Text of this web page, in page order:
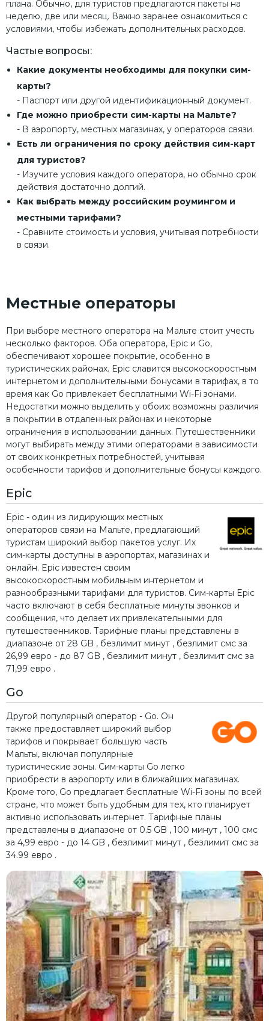
плана. Обычно, для туристов предлагаются пакеты на
неделю, две или месяц. Важно заранее ознакомиться с
условиями, чтобы избежать дополнительных расходов.
Частые вопросы:
Какие документы необходимы для покупки сим-
карты?
- Паспорт или другой идентификационный документ.
Где можно приобрести сим-карты на Мальте?
- В аэропорту, местных магазинах, у операторов связи.
Есть ли ограничения по сроку действия сим-карт
для туристов?
- Изучите условия каждого оператора, но обычно срок
действия достаточно долгий.
Как выбрать между российским роумингом и
местными тарифами?
- Сравните стоимость и условия, учитывая потребности
в связи.
Местные операторы
При выборе местного оператора на Мальте стоит учесть
несколько факторов. Оба оператора, Epic и Go,
обеспечивают хорошее покрытие, особенно в
туристических районах. Epic славится высокоскоростным
интернетом и дополнительными бонусами в тарифах, в то
время как Go привлекает бесплатными Wi-Fi зонами.
Недостатки можно выделить у обоих: возможны различия
в покрытии в отдаленных районах и некоторые
ограничения в использовании данных. Путешественники
могут выбирать между этими операторами в зависимости
от своих конкретных потребностей, учитывая
особенности тарифов и дополнительные бонусы каждого.
Epic
Epic - один из лидирующих местных
операторов связи на Мальте, предлагающий
туристам широкий выбор пакетов услуг. Их
сим-карты доступны в аэропортах, магазинах и
онлайн. Epic известен своим
высокоскоростным мобильным интернетом и
разнообразными тарифами для туристов. Сим-карты Epic
часто включают в себя бесплатные минуты звонков и
сообщения, что делает их привлекательными для
путешественников. Тарифные планы представлены в
диапазоне от 28 GB , безлимит минут , безлимит смс за
26,99 евро - до 87 GB , безлимит минут , безлимит смс за
71,99 евро .
Go
Другой популярный оператор - Go. Он
также предоставляет широкий выбор
тарифов и покрывает большую часть
Мальты, включая популярные
туристические зоны. Сим-карты Go легко
приобрести в аэропорту или в ближайших магазинах.
Кроме того, Go предлагает бесплатные Wi-Fi зоны по всей
стране, что может быть удобным для тех, кто планирует
активно использовать интернет. Тарифные планы
представлены в диапазоне от 0.5 GB , 100 минут , 100 смс
за 4,99 евро - до 14 GB , безлимит минут , безлимит смс за
34.99 евро .